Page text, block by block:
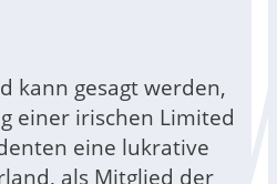
kann gesagt werden,
einer irischen Limited
eine lukrative
als Mitglied der